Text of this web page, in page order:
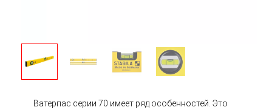
Ватерпас серии 70 имеет ряд особенностей. Это